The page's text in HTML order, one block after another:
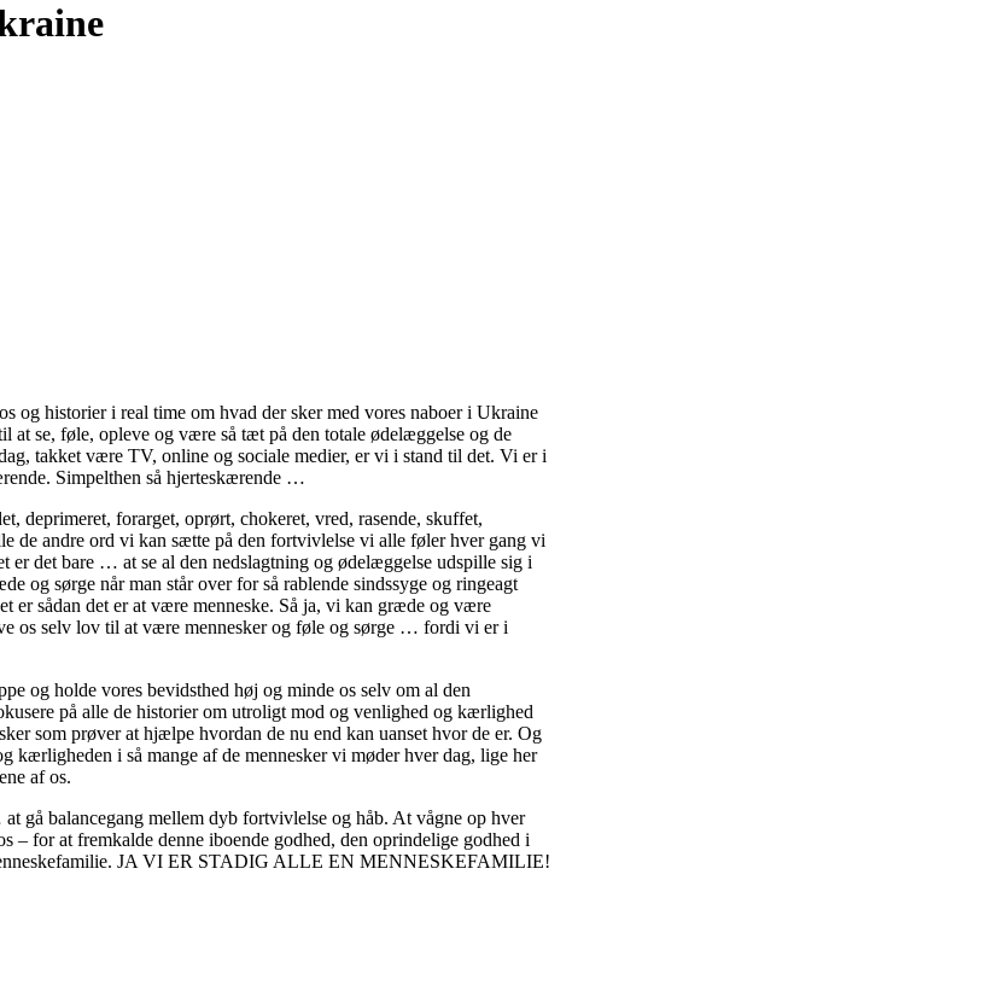
og historier i real time om hvad der sker med vores naboer i Ukraine
se, føle, opleve og være så tæt på den totale ødelæggelse og de
takket være TV, online og sociale medier, er vi i stand til det. Vi er i
Simpelthen så hjerteskærende …
deprimeret, forarget, oprørt, chokeret, vred, rasende, skuffet,
andre ord vi kan sætte på den fortvivlelse vi alle føler hver gang vi
det bare … at se al den nedslagtning og ødelæggelse udspille sig i
og sørge når man står over for så rablende sindssyge og ringeagt
er sådan det er at være menneske. Så ja, vi kan græde og være
os selv lov til at være mennesker og føle og sørge … fordi vi er i
og holde vores bevidsthed høj og minde os selv om al den
på alle de historier om utroligt mod og venlighed og kærlighed
som prøver at hjælpe hvordan de nu end kan uanset hvor de er. Og
i så mange af de mennesker vi møder hver dag, lige her
af os.
gå balancegang mellem dyb fortvivlelse og håb. At vågne op hver
– for at fremkalde denne iboende godhed, den oprindelige godhed i
JA VI ER STADIG ALLE EN MENNESKEFAMILIE!